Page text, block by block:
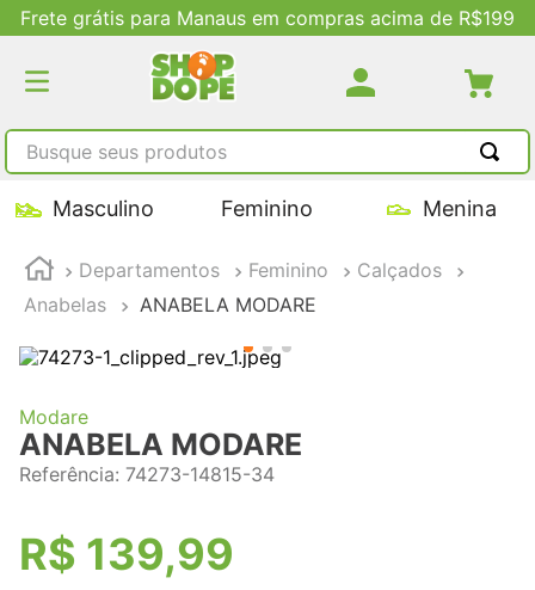
Frete grátis para Manaus em compras acima de R$199
Busque seus produtos
Masculino Feminino Menina
Departamentos Feminino
Calçados
Anabelas
ANABELA MODARE
Modare
ANABELA MODARE
Referência: 74273-14815-34
R$ 139,99
TERMOS MAIS BUSCADOS
2
tenis feminino
4º
adidas